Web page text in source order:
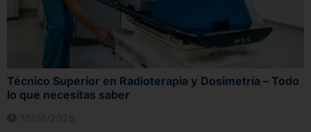
Técnico Superior en Radioterapia y Dosimetría – Todo
lo que necesitas saber